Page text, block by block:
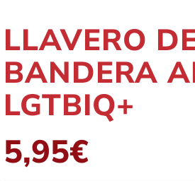
LLAVERO
BANDERA
LGTBIQ+
5,95€